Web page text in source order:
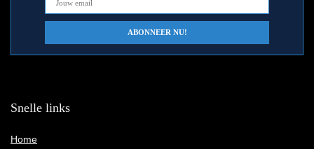
Snelle links
Home